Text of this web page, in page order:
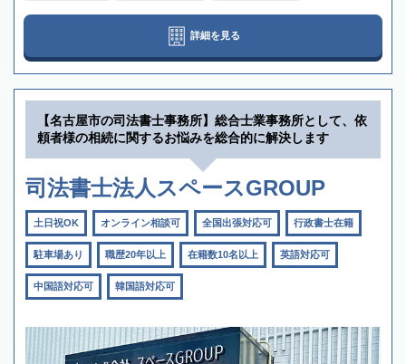
詳細を見る
【名古屋市の司法書士事務所】総合士業事務所として、依
頼者様の相続に関するお悩みを総合的に解決します
司法書士法人スペースGROUP
土日祝OK オンライン相談可 全国出張対応可 行政書士在籍
駐車場あり 職歴20年以上 在籍数10名以上 英語対応可
中国語対応可 韓国語対応可